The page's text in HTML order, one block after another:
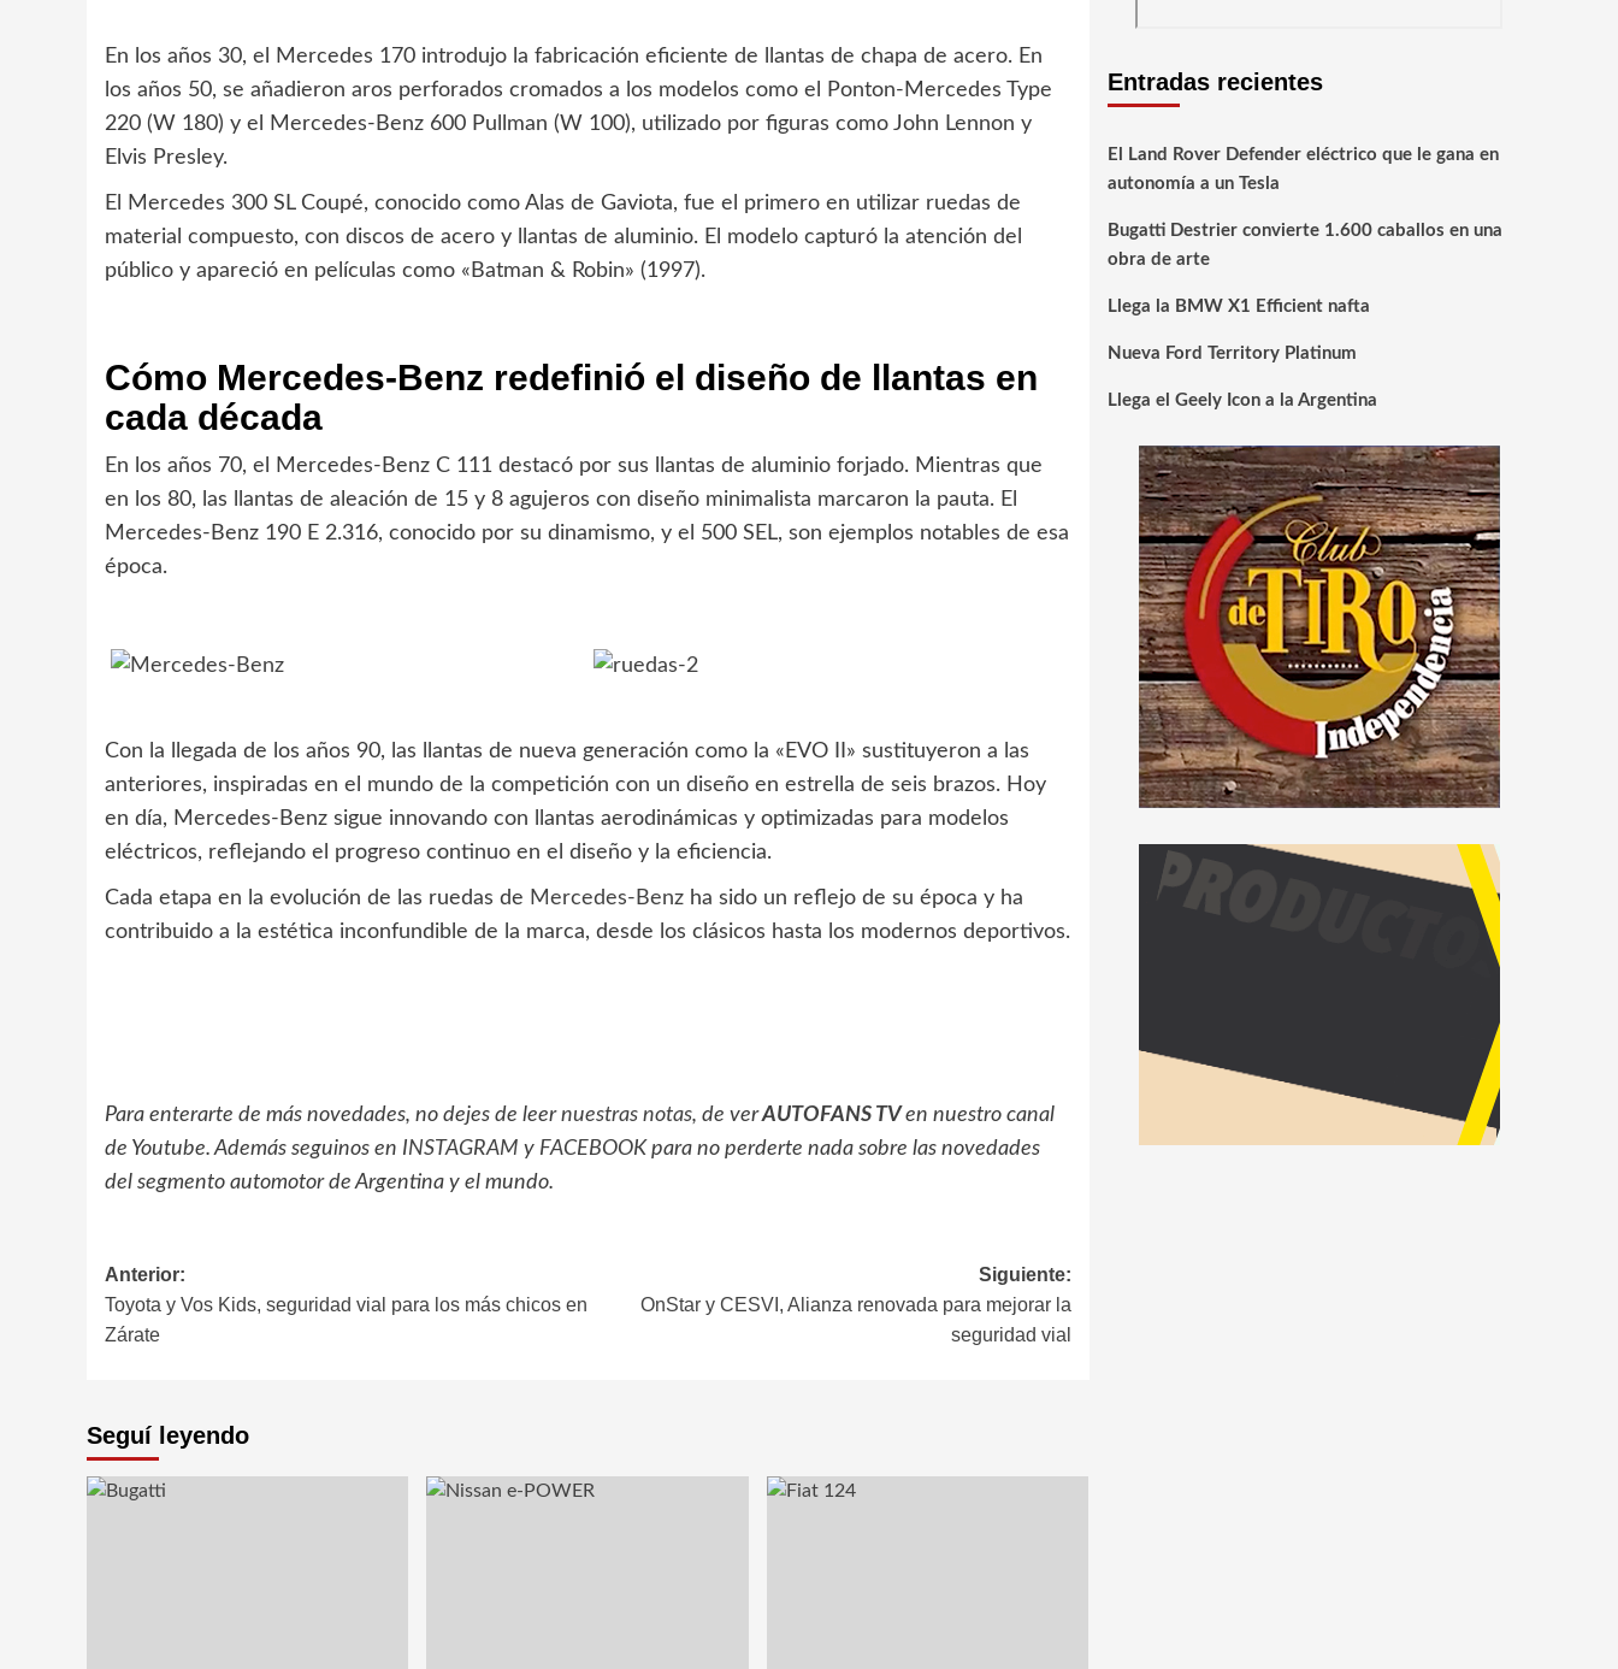
En los años 30, el Mercedes 170 introdujo la fabricación eficiente de llantas de chapa de acero. En
los años 50, se añadieron aros perforados cromados a los modelos como el Ponton-Mercedes Type
220 (W 180) y el Mercedes-Benz 600 Pullman (W 100), utilizado por figuras como John Lennon y
Elvis Presley.
El Mercedes 300 SL Coupé, conocido como Alas de Gaviota, fue el primero en utilizar ruedas de
material compuesto, con discos de acero y llantas de aluminio. El modelo capturó la atención del
público y apareció en películas como «Batman & Robin» (1997).
Cómo Mercedes-Benz redefinió el diseño de llantas en
cada década
En los años 70, el Mercedes-Benz C 111 destacó por sus llantas de aluminio forjado. Mientras que
en los 80, las llantas de aleación de 15 y 8 agujeros con diseño minimalista marcaron la pauta. El
Mercedes-Benz 190 E 2.316, conocido por su dinamismo, y el 500 SEL, son ejemplos notables de esa
época.
Con la llegada de los años 90, las llantas de nueva generación como la «EVO II» sustituyeron a las
anteriores, inspiradas en el mundo de la competición con un diseño en estrella de seis brazos. Hoy
en día, Mercedes-Benz sigue innovando con llantas aerodinámicas y optimizadas para modelos
eléctricos, reflejando el progreso continuo en el diseño y la eficiencia.
Cada etapa en la evolución de las ruedas de Mercedes-Benz ha sido un reflejo de su época y ha
contribuido a la estética inconfundible de la marca, desde los clásicos hasta los modernos deportivos.
Para enterarte de más novedades, no dejes de leernuestras notas, de verAUTOFANS TV en nuestro canal
de Youtube. Además seguinos en INSTAGRAM y FACEBOOK para no perderte nada sobre las novedades
del segmento automotor de Argentina y el mundo.
Navegación
de
Anterior:
Toyota y Vos Kids, seguridad vial para los más chicos en
Zárate
Siguiente:
OnStar y CESVI, Alianza renovada para mejorar la
seguridad vial
Seguí leyendo
Entradas recientes
El Land Rover Defender eléctrico que le gana en
autonomía a un Tesla
Bugatti Destrier convierte 1.600 caballos en una
obra de arte
Llega la BMW X1 Efficient nafta
Nueva Ford Territory Platinum
Llega el Geely Icon a la Argentina